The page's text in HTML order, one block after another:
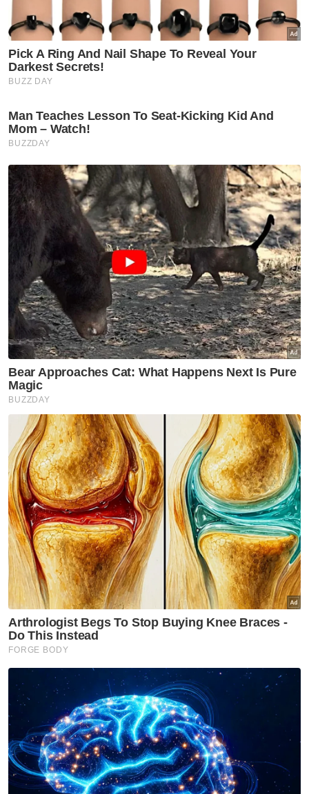
Semasa
2 remaja perempuan 15 tahun
hilang ketika berkelah:
Penunggang motosikal maut
Semasa
‘Pembuli siber fitnah produk
saya ancam kesihatan awam’ -
Usahawan produk kecantikan
Semasa
Bagasi berisi bahan
menyerupai dadah, bahan
letupan: Polis buka kertas
siasatan